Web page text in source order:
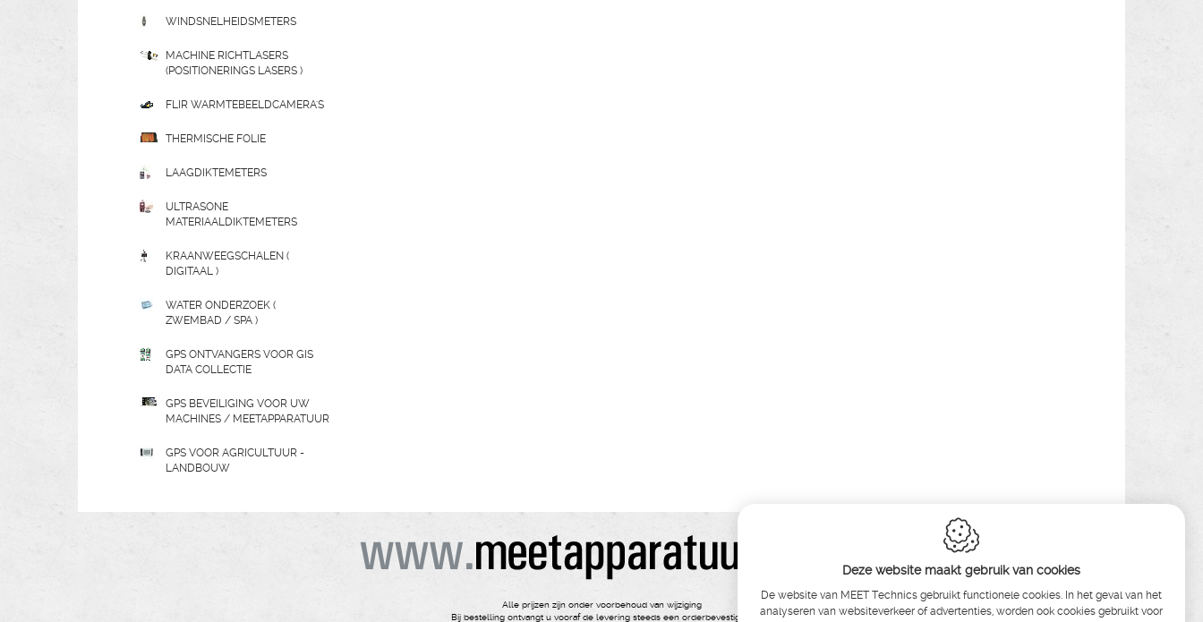
WINDSNELHEIDSMETERS
MACHINE RICHTLASERS
(POSITIONERINGS LASERS )
FLIR WARMTEBEELDCAMERA'S
THERMISCHE FOLIE
LAAGDIKTEMETERS
ULTRASONE
MATERIAALDIKTEMETERS
KRAANWEEGSCHALEN (
DIGITAAL )
WATER ONDERZOEK (
ZWEMBAD / SPA )
GPS ONTVANGERS VOOR GIS
DATA COLLECTIE
GPS BEVEILIGING VOOR UW
MACHINES / MEETAPPARATUUR
GPS VOOR AGRICULTUUR -
LANDBOUW
Alle prijzen zijn onder voorbehoud van wijziging
Bij bestelling ontvangt u vooraf de levering steeds een orderbevestiging
Deze website maakt gebruik van cookies
De website van MEET Technics gebruikt functionele cookies. In het geval van het
analyseren van websiteverkeer of advertenties, worden ook cookies gebruikt voor